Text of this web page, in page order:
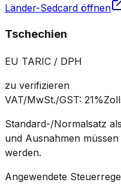
Länder-Sedcard öffnen
Tschechien
EU TARIC / DPH
zu verifizieren
VAT/MwSt./GST: 21%
Standard-/Normalsatz
und Ausnahmen
werden.
Angewendete